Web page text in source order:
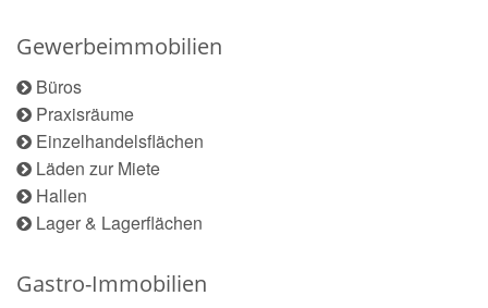
Gewerbeimmobilien
Büros
Praxisräume
Einzelhandelsflächen
Läden zur Miete
Hallen
Lager & Lagerflächen
Gastro-Immobilien